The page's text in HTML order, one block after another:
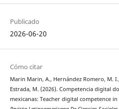
Publicado
2026-06-20
Cómo citar
Marin Marin, A., Hernández Romero, M.
Estrada, M. (2026). Competencia digital
mexicanas: Teacher digital competence